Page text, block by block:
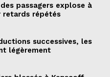
passagers explose à
retards répétés
successives, les
légèrement